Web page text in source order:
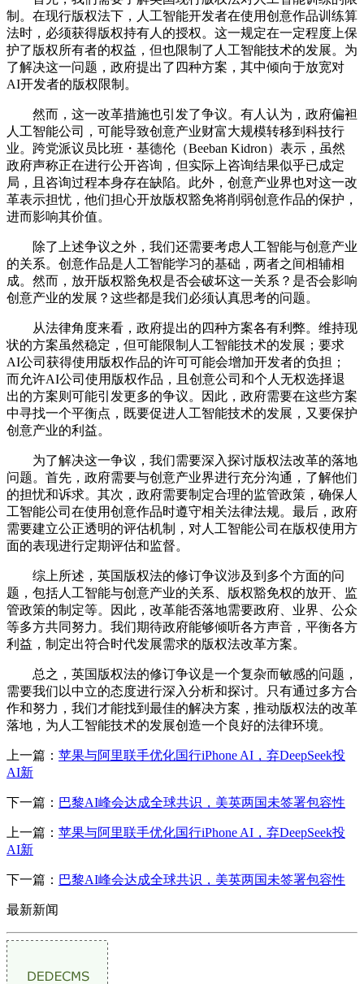
制。在现行版权法下，人工智能开发者在使用创意作品训练算
法时，必须获得版权持有人的授权。这一规定在一定程度上保
护了版权所有者的权益，但也限制了人工智能技术的发展。为
了解决这一问题，政府提出了四种方案，其中倾向于放宽对
AI开发者的版权限制。
然而，这一改革措施也引发了争议。有人认为，政府偏袒
人工智能公司，可能导致创意产业财富大规模转移到科技行
业。跨党派议员比班・基德伦（Beeban Kidron）表示，虽然
政府声称正在进行公开咨询，但实际上咨询结果似乎已成定
局，且咨询过程本身存在缺陷。此外，创意产业界也对这一改
革表示担忧，他们担心开放版权豁免将削弱创意作品的保护，
进而影响其价值。
除了上述争议之外，我们还需要考虑人工智能与创意产业
的关系。创意作品是人工智能学习的基础，两者之间相辅相
成。然而，放开版权豁免权是否会破坏这一关系？是否会影响
创意产业的发展？这些都是我们必须认真思考的问题。
从法律角度来看，政府提出的四种方案各有利弊。维持现
状的方案虽然稳定，但可能限制人工智能技术的发展；要求
AI公司获得使用版权作品的许可可能会增加开发者的负担；
而允许AI公司使用版权作品，且创意公司和个人无权选择退
出的方案则可能引发更多的争议。因此，政府需要在这些方案
中寻找一个平衡点，既要促进人工智能技术的发展，又要保护
创意产业的利益。
为了解决这一争议，我们需要深入探讨版权法改革的落地
问题。首先，政府需要与创意产业界进行充分沟通，了解他们
的担忧和诉求。其次，政府需要制定合理的监管政策，确保人
工智能公司在使用创意作品时遵守相关法律法规。最后，政府
需要建立公正透明的评估机制，对人工智能公司在版权使用方
面的表现进行定期评估和监督。
综上所述，英国版权法的修订争议涉及到多个方面的问
题，包括人工智能与创意产业的关系、版权豁免权的放开、监
管政策的制定等。因此，改革能否落地需要政府、业界、公众
等多方共同努力。我们期待政府能够倾听各方声音，平衡各方
利益，制定出符合时代发展需求的版权法改革方案。
总之，英国版权法的修订争议是一个复杂而敏感的问题，
需要我们以中立的态度进行深入分析和探讨。只有通过多方合
作和努力，我们才能找到最佳的解决方案，推动版权法的改革
落地，为人工智能技术的发展创造一个良好的法律环境。
上一篇： 苹果与阿里联手优化国行iPhone AI，弃DeepSeek投
AI新
下一篇： 巴黎AI峰会达成全球共识，美英两国未签署包容性
上一篇： 苹果与阿里联手优化国行iPhone AI，弃DeepSeek投
AI新
下一篇： 巴黎AI峰会达成全球共识，美英两国未签署包容性
最新新闻